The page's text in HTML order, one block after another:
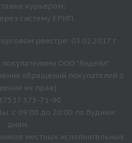
курьером;
систему ЕРИП.
реестре: 03.02.2017 г.
покупателями ООО "Яндейл"
обращений покупателей о
их прав)
375-71-90
с 09:00 до 20:00 по будним
дням.
местных исполнительных